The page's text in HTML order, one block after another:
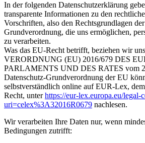
In der folgenden Datenschutzerklärung
transparente Informationen zu den
Vorschriften, also den Rechtsgrundlagen
Grundverordnung, die uns ermöglichen,
zu verarbeiten.
Was das EU-Recht betrifft, beziehen wir
VERORDNUNG (EU) 2016/679 DES
PARLAMENTS UND DES RATES vom
Datenschutz-Grundverordnung der EU
selbstverständlich online auf EUR-Lex,
Recht, unterhttps://eur-lex.europa.eu/
uri=celex%3A32016R0679 nachlesen.
Wir verarbeiten Ihre Daten nur, wenn
Bedingungen zutrifft: